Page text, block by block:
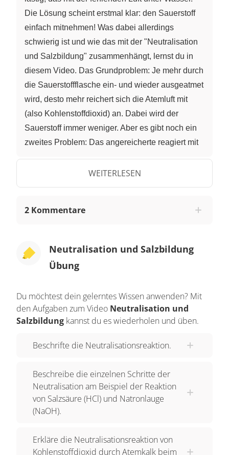
Die Lösung scheint erstmal klar: den Sauerstoff
einfach mitnehmen! Was dabei allerdings
schwierig ist und wie das mit der "Neutralisation
und Salzbildung" zusammenhängt, lernst du in
diesem Video. Das Grundproblem: Je mehr durch
die Sauerstoffflasche ein- und wieder ausgeatmet
wird, desto mehr reichert sich die Atemluft mit
(also Kohlenstoffdioxid) an. Dabei wird der
Sauerstoff immer weniger. Aber es gibt noch ein
zweites Problem: Das angereicherte reagiert mit
der Feuchtigkeit in den Atemwegen zu
"Kohlensäure". Das ist zwar nur eine schwache
Säure, aber in hoher Konzentration nicht gesund.
Flasche ausatmen. Aber dann wäre der ganze
es effektiver, das
aus der Atemluft herausfiltern
und unschädlich machen zu können – es eben zu
"Atemkalk". Das ist eine Mischung aus
"Natriumhydroxid" und "Calciumhydroxid" –
jeweils in fester, ungelöster Form. Der Atemkalk
wird wie ein Filter in den Atemkreislauf eingebaut.
Kohlenstoffdioxid HIER bereits zu Kohlensäure.
Jetzt aber findet die "Neutralisationsreaktion"
statt: Die "Kohlensäure" reagiert mit dem
"Natriumhydroxid", und es entstehen
Natrium EINFACH positiv geladene Kationen
WEITERLESEN
2 Kommentare
Neutralisation und Salzbildung
Übung
Du möchtest dein gelerntes Wissen anwenden? Mit
den Aufgaben zum Video Neutralisation und
Salzbildung kannst du es wiederholen und üben.
Beschrifte die Neutralisationsreaktion.
Beschreibe die einzelnen Schritte der
Neutralisation am Beispiel der Reaktion
von Salzsäure (HCl) und Natronlauge
(NaOH).
Erkläre die Neutralisationsreaktion von
Kohlenstoffdioxid durch Atemkalk beim